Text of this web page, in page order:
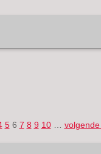
5 6 7 8 9 10 volgende